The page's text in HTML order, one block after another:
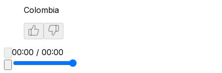
Colombia
00:00 / 00:00